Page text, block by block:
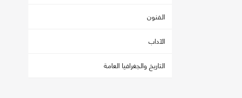
الفنون
الآداب
التاريخ والجغرافيا العامة